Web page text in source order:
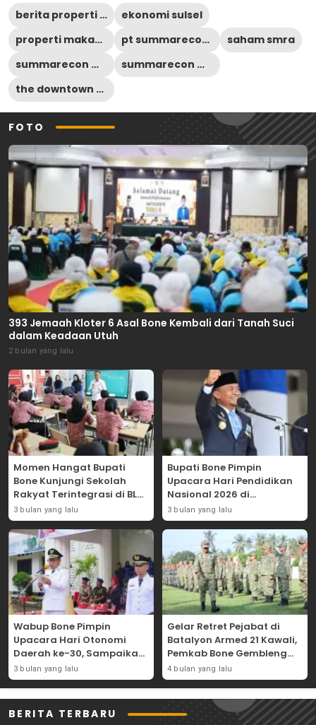
berita properti terbaru
ekonomi sulsel
properti makassar
pt summarecon agung tbk
saham smra
summarecon mall makassar
summarecon mutiara makassar
the downtown walk makassar
FOTO
393 Jemaah Kloter 6 Asal Bone Kembali dari Tanah Suci
dalam Keadaan Utuh
2 bulan yang lalu
Momen Hangat Bupati
Bone Kunjungi Sekolah
Rakyat Terintegrasi di BLK
Bajoe
3 bulan yang lalu
Bupati Bone Pimpin
Upacara Hari Pendidikan
Nasional 2026 di
Lapangan Merdeka
3 bulan yang lalu
Wabup Bone Pimpin
Upacara Hari Otonomi
Daerah ke-30, Sampaikan
Amanat Mendagri
Wujudkan Asta Cita
3 bulan yang lalu
Gelar Retret Pejabat di
Batalyon Armed 21 Kawali,
Pemkab Bone Gembleng
Kedisiplinan Camat dan
Pimpinan OPD
4 bulan yang lalu
BERITA TERBARU